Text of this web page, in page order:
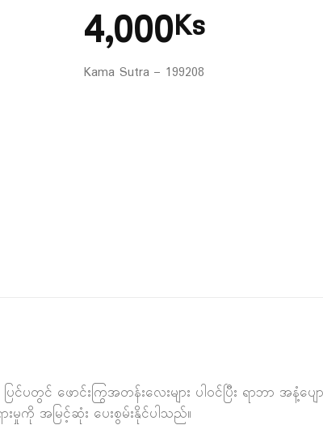
4,000Ks
Kama Sutra – 199208
ပြင်ပတွင် ဖောင်းကြွအတန်းလေးများ ပါဝင်ပြီး ရာဘာ အ
ကို အမြင့်ဆုံး ပေးစွမ်းနိုင်ပါသည်။